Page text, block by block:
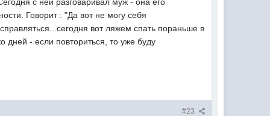
Говорит : "Да вот не могу себя
вот ляжем спать пораньше в
- если повториться, то уже буду
#23